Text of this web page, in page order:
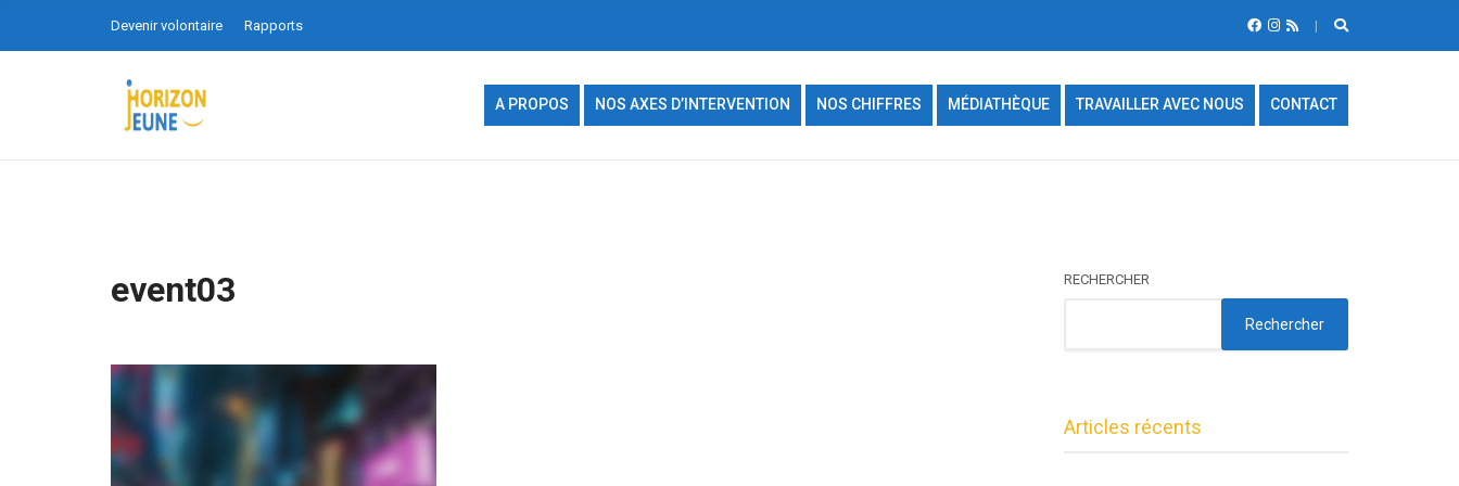
Devenir volontaire Rapports
A PROPOS NOS AXES D’INTERVENTION NOS CHIFFRES MÉDIATHÈQUE TRAVAILLER AVEC NOUS CONTACT
event03 RECHERCHER
Rechercher
Articles récents